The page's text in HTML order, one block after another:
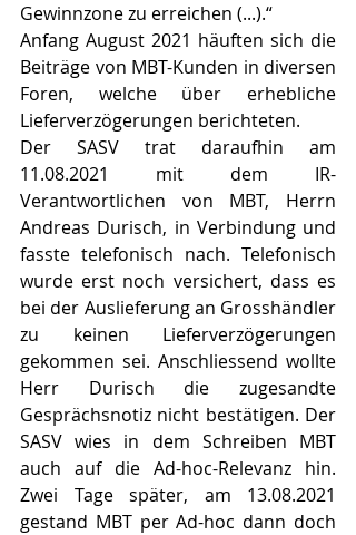
Gewinnzone zu erreichen (...).“
Anfang August 2021 häuften sich die
Beiträge von MBT-Kunden in diversen
Foren, welche über erhebliche
Lieferverzögerungen berichteten.
Der SASV trat daraufhin am
11.08.2021 mit dem IR-
Verantwortlichen von MBT, Herrn
Andreas Durisch, in Verbindung und
fasste telefonisch nach. Telefonisch
wurde erst noch versichert, dass es
bei der Auslieferung an Grosshändler
zu keinen Lieferverzögerungen
gekommen sei. Anschliessend wollte
Herr Durisch die zugesandte
Gesprächsnotiz nicht bestätigen. Der
SASV wies in dem Schreiben MBT
auch auf die Ad-hoc-Relevanz hin.
Zwei Tage später, am 13.08.2021
gestand MBT per Ad-hoc dann doch